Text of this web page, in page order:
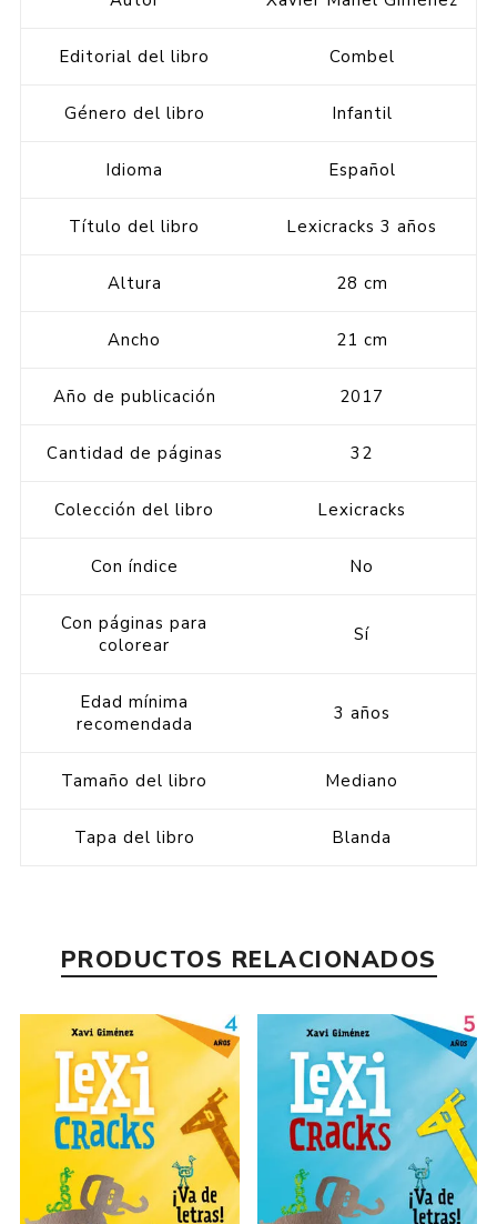
Editorial del libro Combel
Género del libro Infantil
Idioma Español
Título del libro Lexicracks 3 años
Altura 28 cm
Ancho 21 cm
Año de publicación 2017
Cantidad de páginas 32
Colección del libro Lexicracks
Con índice No
Con páginas para
colorear
Sí
Edad mínima
recomendada
3 años
Tamaño del libro Mediano
Tapa del libro Blanda
PRODUCTOS RELACIONADOS